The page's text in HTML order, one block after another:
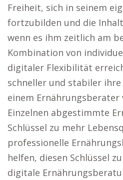
Freiheit, sich in seinem
fortzubilden und die
wenn es ihm zeitlich am
Kombination von
digitaler Flexibilität
schneller und stabiler ihre
einem Ernährungsberater
Einzelnen abgestimmte
Schlüssel zu mehr
professionelle
helfen, diesen Schlüssel
digitale